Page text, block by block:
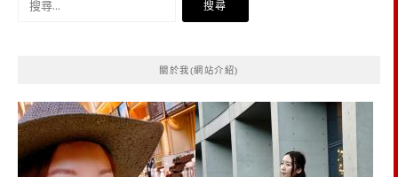
尋
關於我(網站介紹)